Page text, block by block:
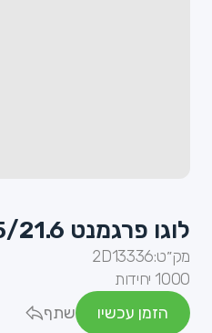
לוגו פרגמנט 17.5/21.6
מק״ט:2D13336
1000 יחידות
הזמן עכשיו
שתף